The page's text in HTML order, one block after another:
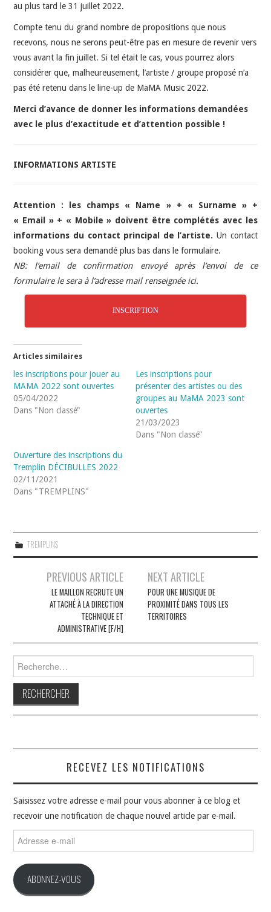
au plus tard le 31 juillet 2022.
Compte tenu du grand nombre de propositions que nous
recevons, nous ne serons peut-être pas en mesure de revenir vers
vous avant la fin juillet. Si tel était le cas, vous pourrez alors
considérer que, malheureusement, l’artiste / groupe proposé n’a
pas été retenu dans le line-up de MaMA Music 2022.
Merci d’avance de donner les informations demandées
avec le plus d’exactitude et d’attention possible !
INFORMATIONS ARTISTE
Attention : les champs « Name » + « Surname » +
« Email » + « Mobile » doivent être complétés avec les
informations du contact principal de l’artiste. Un contact
booking vous sera demandé plus bas dans le formulaire.
NB: l’email de confirmation envoyé après l’envoi de ce
formulaire le sera à l’adresse mail renseignée ici.
INSCRIPTION
Articles similaires
les inscriptions pour jouer au
MAMA 2022 sont ouvertes
05/04/2022
Dans "Non classé"
Les inscriptions pour
présenter des artistes ou des
groupes au MaMA 2023 sont
ouvertes
21/03/2023
Dans "Non classé"
Ouverture des inscriptions du
Tremplin DÉCIBULLES 2022
02/11/2021
Dans "TREMPLINS"
TREMPLINS
NavigationPREVIOUS ARTICLE
LE MAILLON RECRUTE UN
ATTACHÉ À LA DIRECTION
TECHNIQUE ET
ADMINISTRATIVE [F/H]
NEXT ARTICLE
POUR UNE MUSIQUE DE
PROXIMITÉ DANS TOUS LES
TERRITOIRES
RECEVEZ LES NOTIFICATIONS
Saisissez votre adresse e-mail pour vous abonner à ce blog et
recevoir une notification de chaque nouvel article par e-mail.
e-
ABONNEZ-VOUS